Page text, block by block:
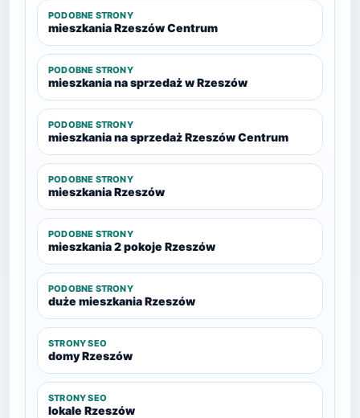
PODOBNE STRONY
mieszkania Rzeszów Centrum
PODOBNE STRONY
mieszkania na sprzedaż w Rzeszów
PODOBNE STRONY
mieszkania na sprzedaż Rzeszów Centrum
PODOBNE STRONY
mieszkania Rzeszów
PODOBNE STRONY
mieszkania 2 pokoje Rzeszów
PODOBNE STRONY
duże mieszkania Rzeszów
STRONY SEO
domy Rzeszów
STRONY SEO
lokale Rzeszów